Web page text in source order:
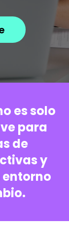
es solo
para
de
y